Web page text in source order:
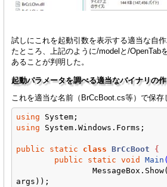
試しにこれを起動引数を表示する適当な自
たところ、上記のように/modelと/OpenTab
あることが判明した。
起動パラメータを調べる適当なバイナリの
これを適当な名前（BrCcBoot.cs等）で保存
using
using System.Windows.Forms;
public static class BrCcBoot {
public
static void Main (
args));